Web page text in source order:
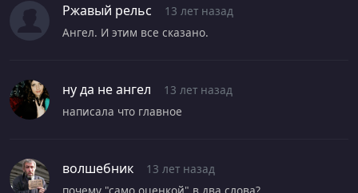
Ржавый рельс
13 лет назад
Ангел. И этим все сказано.
ну да не ангел
13 лет назад
написала что главное
волшебник
13 лет назад
почему "само оценкой" в два слова?